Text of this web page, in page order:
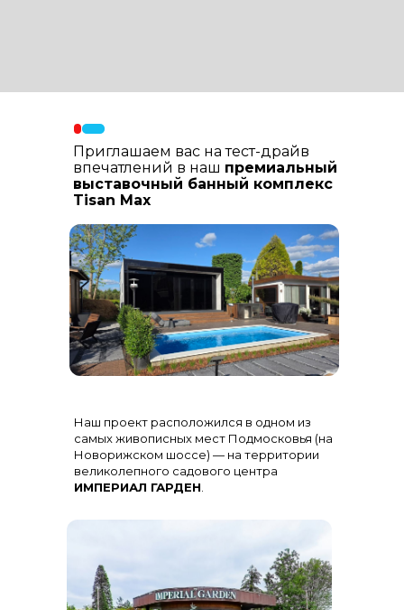
Приглашаем вас на тест-драйв
впечатлений в наш премиальный
выставочный банный комплекс
Tisan Max
Наш проект расположился в одном из
самых живописных мест Подмосковья (на
Новорижском шоссе) — на территории
великолепного садового центра
ИМПЕРИАЛ ГАРДЕН
алюминиевыми импостами
черного цвета для жесткости и
стиля
Материалы фасада: В составе
лиственницы, шлифованный
керамогранит